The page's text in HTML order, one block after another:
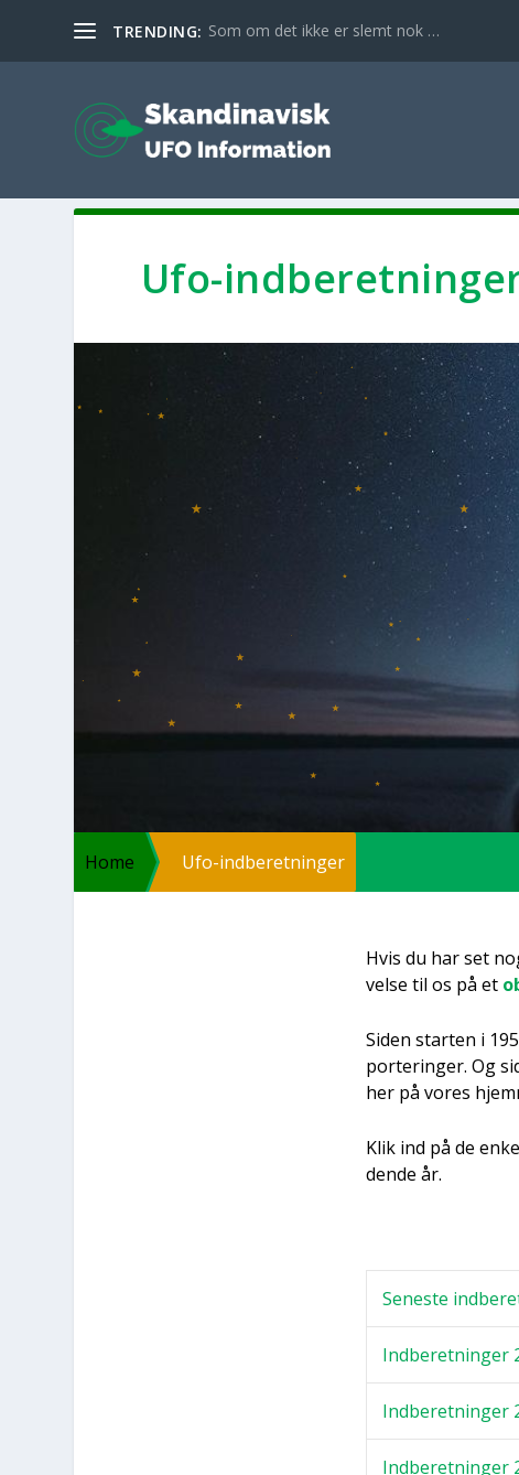
TRENDING: Som om det ikke er slemt nok …
Ufo-
Home Ufo-ind­be­ret­nin­ger
Hvis du har set
vel­se til os på et
Siden star­ten i
por­te­rin­ger. Og
her på vores
Klik ind på de
den­de år.
Sene­ste
Ind­be­ret­nin­ger
Ind­be­ret­nin­ger
Ind­be­ret­nin­ger